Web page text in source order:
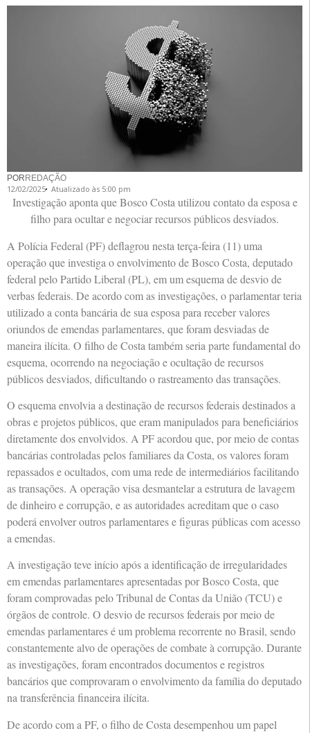
POR REDAÇÃO
12/02/2025 Atualizado às 5:00 pm
Investigação aponta que Bosco Costa utilizou contato da esposa e
filho para ocultar e negociar recursos públicos desviados.
A Polícia Federal (PF) deflagrou nesta terça-feira (11) uma
operação que investiga o envolvimento de Bosco Costa, deputado
federal pelo Partido Liberal (PL), em um esquema de desvio de
verbas federais. De acordo com as investigações, o parlamentar teria
utilizado a conta bancária de sua esposa para receber valores
oriundos de emendas parlamentares, que foram desviadas de
maneira ilícita. O filho de Costa também seria parte fundamental do
esquema, ocorrendo na negociação e ocultação de recursos
públicos desviados, dificultando o rastreamento das transações.
O esquema envolvia a destinação de recursos federais destinados a
obras e projetos públicos, que eram manipulados para beneficiários
diretamente dos envolvidos. A PF acordou que, por meio de contas
bancárias controladas pelos familiares da Costa, os valores foram
repassados ​​e ocultados, com uma rede de intermediários facilitando
as transações. A operação visa desmantelar a estrutura de lavagem
de dinheiro e corrupção, e as autoridades acreditam que o caso
poderá envolver outros parlamentares e figuras públicas com acesso
a emendas.
A investigação teve início após a identificação de irregularidades
em emendas parlamentares apresentadas por Bosco Costa, que
foram comprovadas pelo Tribunal de Contas da União (TCU) e
órgãos de controle. O desvio de recursos federais por meio de
emendas parlamentares é um problema recorrente no Brasil, sendo
constantemente alvo de operações de combate à corrupção. Durante
as investigações, foram encontrados documentos e registros
bancários que comprovaram o envolvimento da família do deputado
na transferência financeira ilícita.
De acordo com a PF, o filho de Costa desempenhou um papel